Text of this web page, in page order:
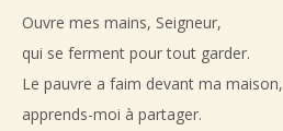
Ouvre mes mains, Seigneur,
qui se ferment pour tout garder.
Le pauvre a faim devant ma maison,
apprends-moi à partager.